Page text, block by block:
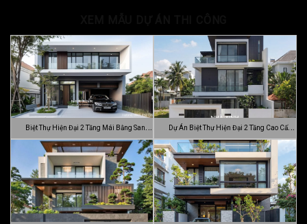
Biệt Thự Hiện Đại 2 Tầng Mái Bằng Sang Dự Án Biệt Thự Hiện Đại 2 Tầng Cao Cấp
Đ…